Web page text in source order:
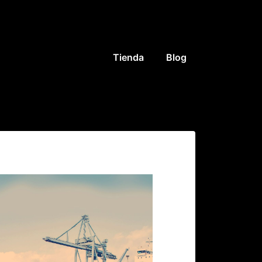
Navegación
Tienda Blog